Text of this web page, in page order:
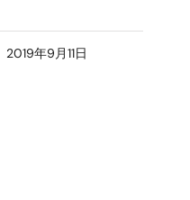
2019年9月11日